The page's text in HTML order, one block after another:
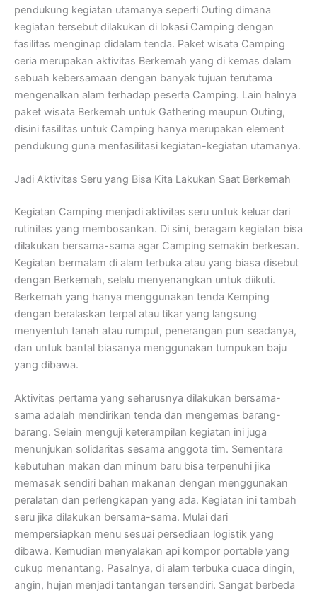
pendukung kegiatan utamanya seperti Outing dimana
kegiatan tersebut dilakukan di lokasi Camping dengan
fasilitas menginap didalam tenda. Paket wisata Camping
ceria merupakan aktivitas Berkemah yang di kemas dalam
sebuah kebersamaan dengan banyak tujuan terutama
mengenalkan alam terhadap peserta Camping. Lain halnya
paket wisata Berkemah untuk Gathering maupun Outing,
disini fasilitas untuk Camping hanya merupakan element
pendukung guna menfasilitasi kegiatan-kegiatan utamanya.
Jadi Aktivitas Seru yang Bisa Kita Lakukan Saat Berkemah
Kegiatan Camping menjadi aktivitas seru untuk keluar dari
rutinitas yang membosankan. Di sini, beragam kegiatan bisa
dilakukan bersama-sama agar Camping semakin berkesan.
Kegiatan bermalam di alam terbuka atau yang biasa disebut
dengan Berkemah, selalu menyenangkan untuk diikuti.
Berkemah yang hanya menggunakan tenda Kemping
dengan beralaskan terpal atau tikar yang langsung
menyentuh tanah atau rumput, penerangan pun seadanya,
dan untuk bantal biasanya menggunakan tumpukan baju
yang dibawa.
Aktivitas pertama yang seharusnya dilakukan bersama-
sama adalah mendirikan tenda dan mengemas barang-
barang. Selain menguji keterampilan kegiatan ini juga
menunjukan solidaritas sesama anggota tim. Sementara
kebutuhan makan dan minum baru bisa terpenuhi jika
memasak sendiri bahan makanan dengan menggunakan
peralatan dan perlengkapan yang ada. Kegiatan ini tambah
seru jika dilakukan bersama-sama. Mulai dari
mempersiapkan menu sesuai persediaan logistik yang
dibawa. Kemudian menyalakan api kompor portable yang
cukup menantang. Pasalnya, di alam terbuka cuaca dingin,
angin, hujan menjadi tantangan tersendiri. Sangat berbeda